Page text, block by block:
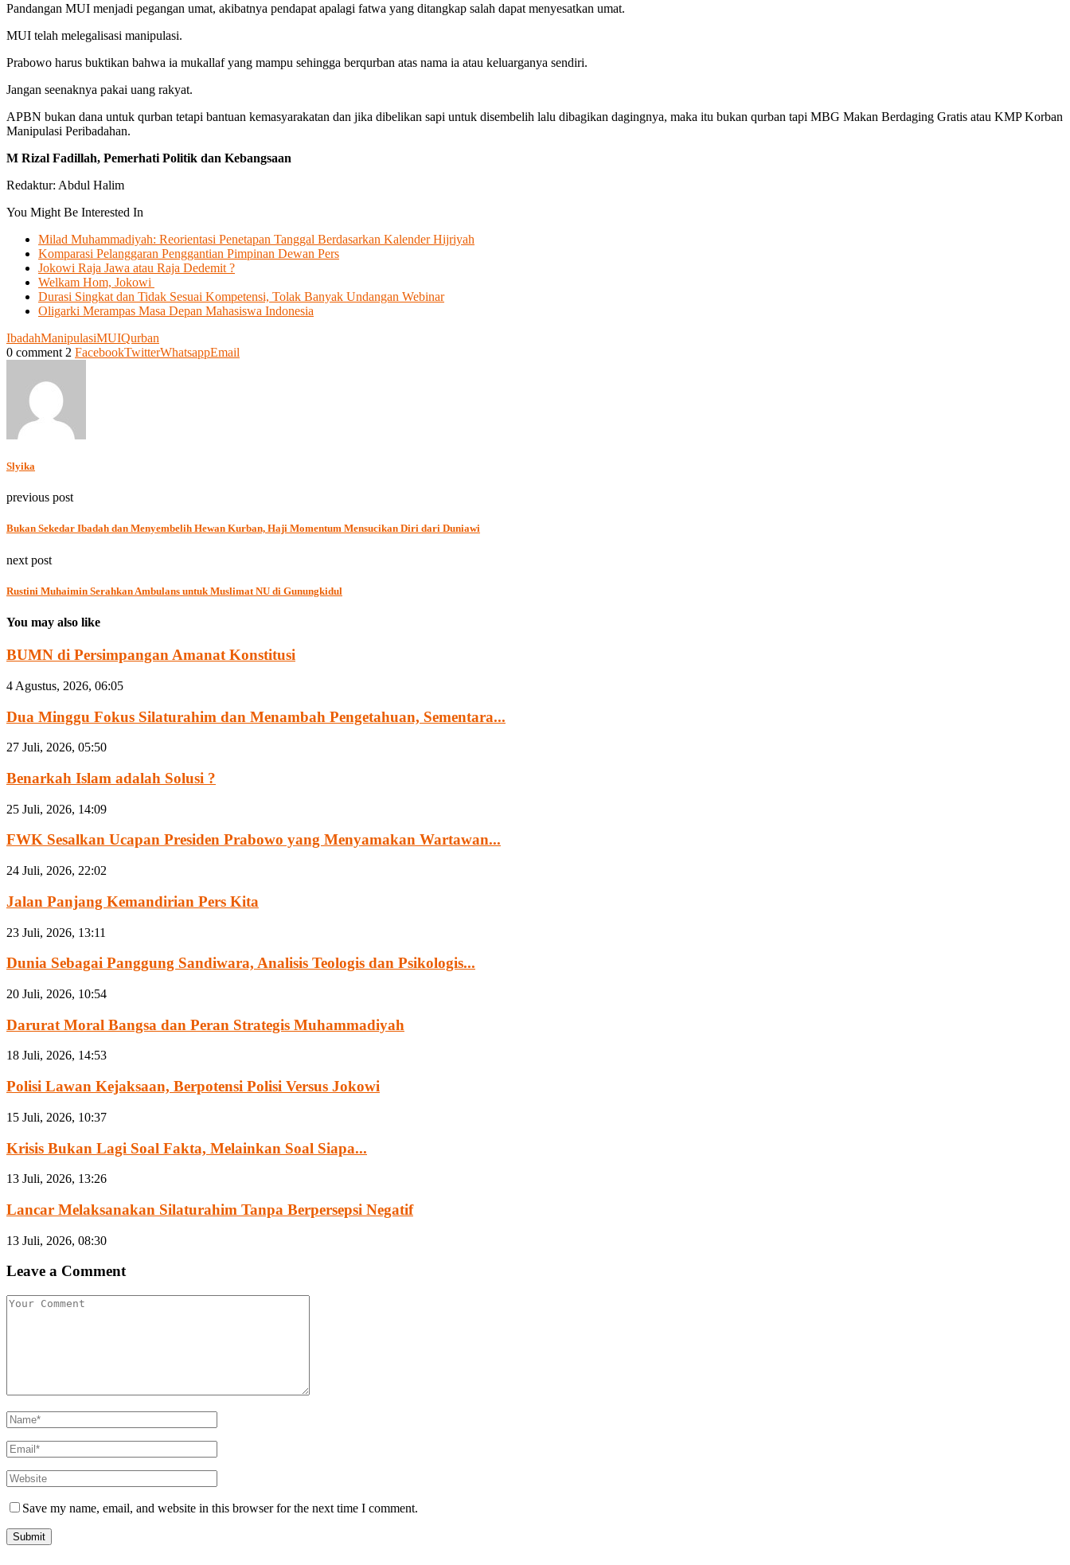
Pandangan MUI menjadi pegangan umat, akibatnya pendapat apalagi fatwa yang ditangkap salah dapat menyesatkan umat.
MUI telah melegalisasi manipulasi.
Prabowo harus buktikan bahwa ia mukallaf yang mampu sehingga berqurban atas nama ia atau keluarganya sendiri.
Jangan seenaknya pakai uang rakyat.
APBN bukan dana untuk qurban tetapi bantuan kemasyarakatan dan jika dibelikan sapi untuk disembelih lalu dibagikan dagingnya, maka itu bukan qurban tapi MBG Makan Berdaging Gratis atau KMP Korban
Manipulasi Peribadahan.
M Rizal Fadillah, Pemerhati Politik dan Kebangsaan
Redaktur: Abdul Halim
You Might Be Interested In
Milad Muhammadiyah: Reorientasi Penetapan Tanggal Berdasarkan Kalender Hijriyah
Komparasi Pelanggaran Penggantian Pimpinan Dewan Pers
Jokowi Raja Jawa atau Raja Dedemit ?
Welkam Hom, Jokowi
Durasi Singkat dan Tidak Sesuai Kompetensi, Tolak Banyak Undangan Webinar
Oligarki Merampas Masa Depan Mahasiswa Indonesia
IbadahManipulasiMUIQurban
0 comment 2 FacebookTwitterWhatsappEmail
Slyika
previous post
Bukan Sekedar Ibadah dan Menyembelih Hewan Kurban, Haji Momentum Mensucikan Diri dari Duniawi
next post
Rustini Muhaimin Serahkan Ambulans untuk Muslimat NU di Gunungkidul
You may also like
BUMN di Persimpangan Amanat Konstitusi
4 Agustus, 2026, 06:05
Dua Minggu Fokus Silaturahim dan Menambah Pengetahuan, Sementara...
27 Juli, 2026, 05:50
Benarkah Islam adalah Solusi ?
25 Juli, 2026, 14:09
FWK Sesalkan Ucapan Presiden Prabowo yang Menyamakan Wartawan...
24 Juli, 2026, 22:02
Jalan Panjang Kemandirian Pers Kita
23 Juli, 2026, 13:11
Dunia Sebagai Panggung Sandiwara, Analisis Teologis dan Psikologis...
20 Juli, 2026, 10:54
Darurat Moral Bangsa dan Peran Strategis Muhammadiyah
18 Juli, 2026, 14:53
Polisi Lawan Kejaksaan, Berpotensi Polisi Versus Jokowi
15 Juli, 2026, 10:37
Krisis Bukan Lagi Soal Fakta, Melainkan Soal Siapa...
13 Juli, 2026, 13:26
Lancar Melaksanakan Silaturahim Tanpa Berpersepsi Negatif
13 Juli, 2026, 08:30
Leave a Comment
Save my name, email, and website in this browser for the next time I comment.